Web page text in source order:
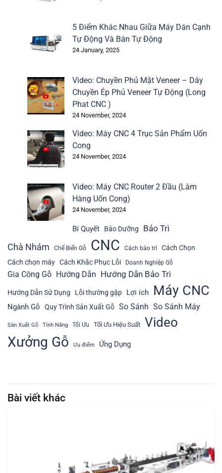
5 Điểm Khác Nhau Giữa Máy Dán Cạnh
Tự Động Và Bán Tự Động
24 January, 2025
Video: Chuyền Phủ Mặt Veneer – Dây
Chuyền Ép Phủ Veneer Tự Động (Long
Phat CNC )
24 November, 2024
Video: Máy CNC 4 Trục Sản Phẩm Uốn
Cong
24 November, 2024
Video: Máy CNC Router 2 Đầu (Làm
Hàng Uốn Cong)
24 November, 2024
Bí Quyết Bảo Dưỡng
Bảo Trì
Chà Nhám
Chế Biến Gỗ CNC Cách bảo trì
Cách Chọn
Cách chọn máy Cách Khắc Phục Lỗi Doanh Nghiệp Gỗ
Gia Công Gỗ Hướng Dẫn Hướng Dẫn Bảo Trì
Hướng Dẫn Sử Dụng Lỗi thường gặp Lợi ích Máy CNC
Ngành Gỗ Quy Trình Sản Xuất Gỗ So Sánh So Sánh Máy
Sản Xuất Gỗ Tính Năng Tối Ưu Tối Ưu Hiệu Suất Video
Xưởng Gỗ Ưu điểm Ứng Dụng
Bài viết khác